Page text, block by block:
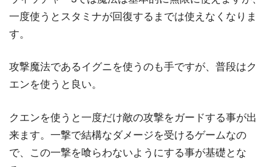
一度使うとスタミナが回復するまでは使えなくなりま
す。
攻撃魔法であるイグニを使うのも手ですが、普段はク
エンを使うと良い。
クエンを使うと一度だけ敵の攻撃をガードする事が出
来ます。一撃で結構なダメージを受けるゲームなの
で、この一撃を喰らわないようにする事が基礎とな